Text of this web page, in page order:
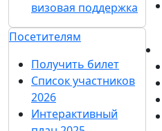
визовая поддержка
Посетителям
Получить билет
Список участников
2026
Интерактивный